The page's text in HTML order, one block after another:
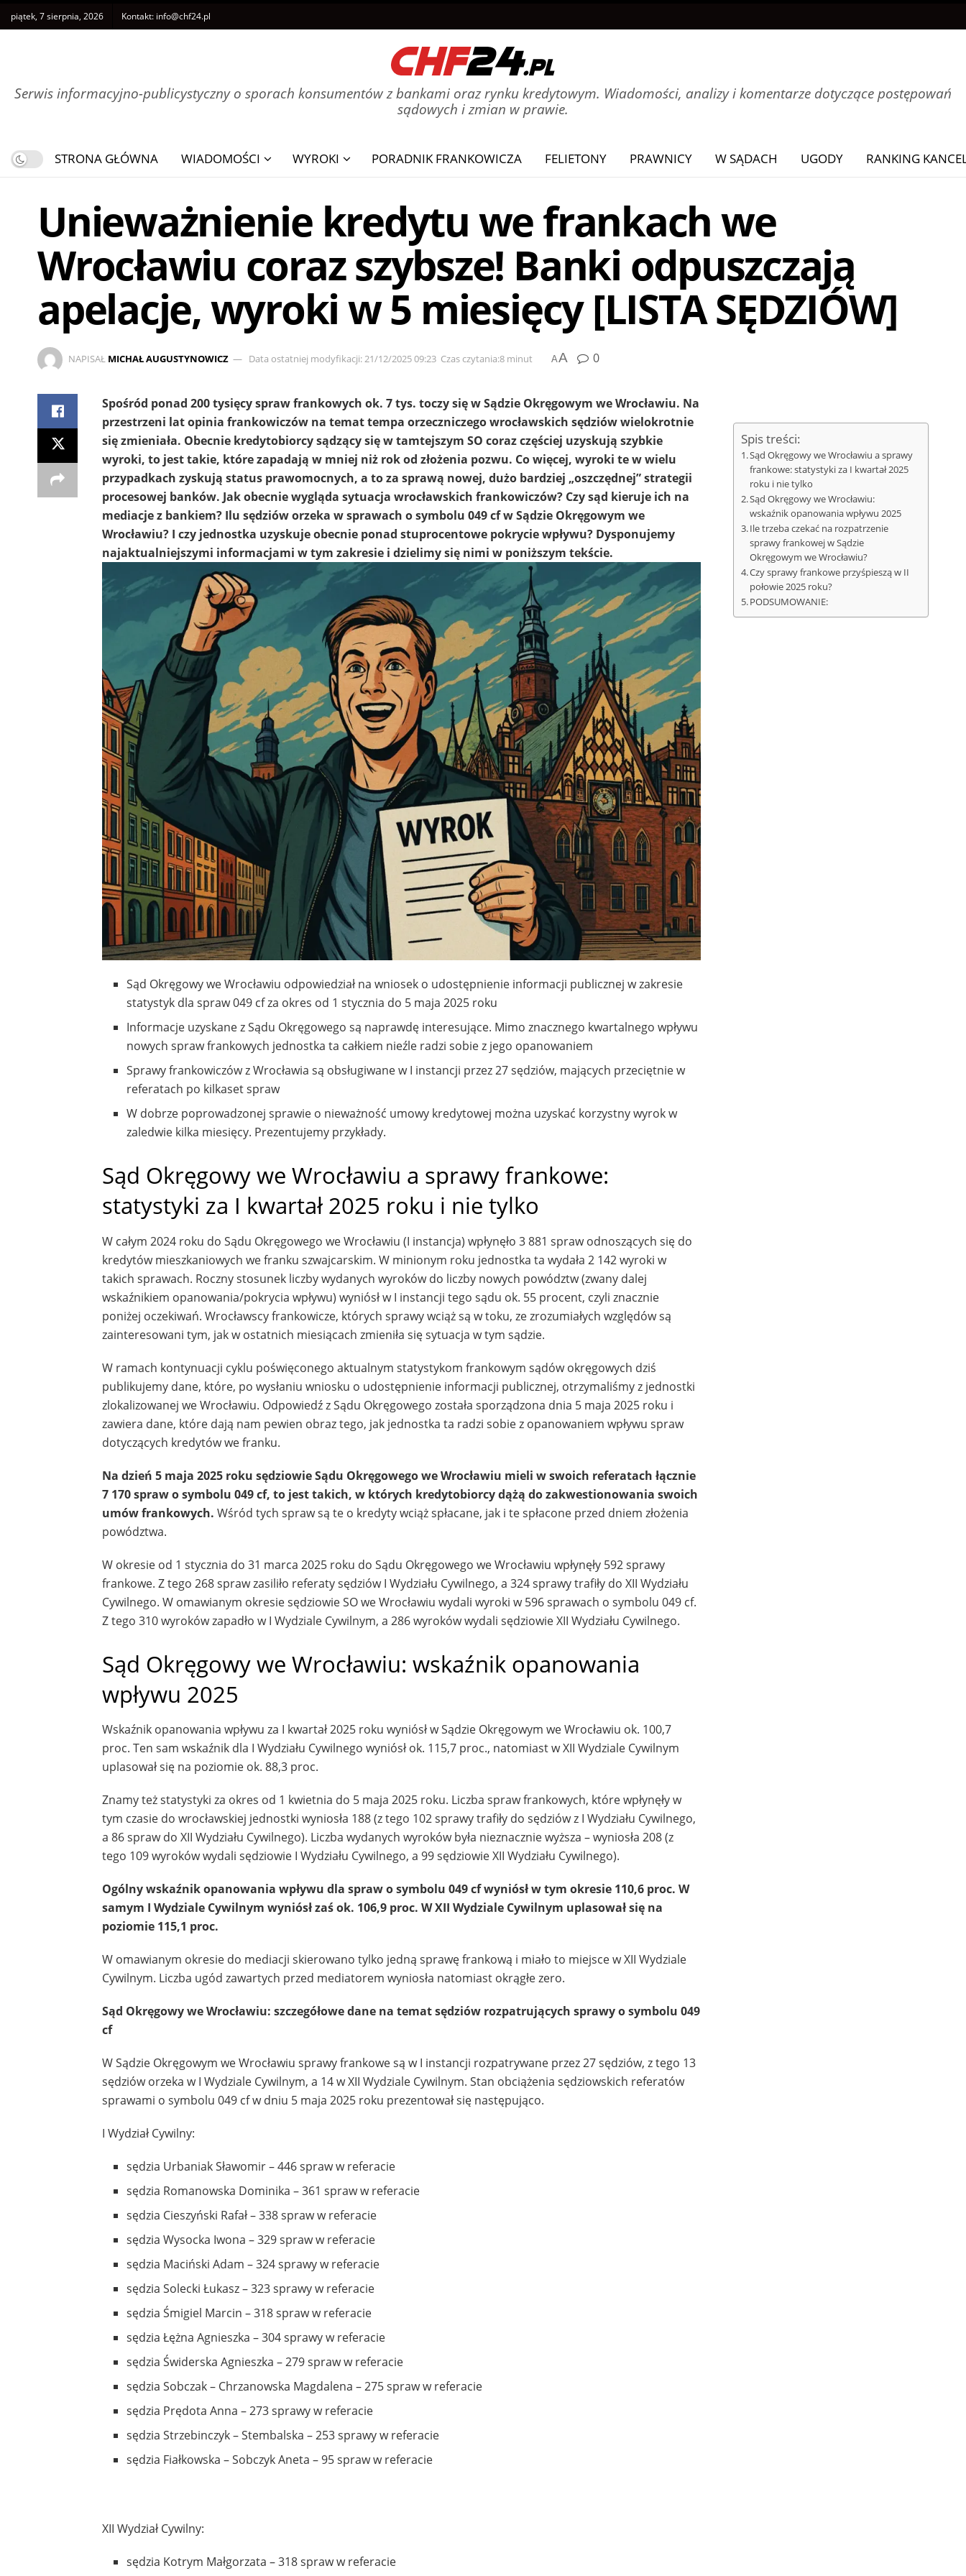
piątek, 7 sierpnia, 2026 Kontakt: info@chf24.pl
Serwis informacyjno-publicystyczny o sporach konsumentów z bankami oraz rynku kredytowym. Wiadomości, analizy i komentarze dotyczące postępowań
sądowych i zmian w prawie.
STRONA GŁÓWNA WIADOMOŚCI WYROKI PORADNIK FRANKOWICZA FELIETONY PRAWNICY W SĄDACH UGODY RANKING
Unieważnienie kredytu we frankach we
Wrocławiu coraz szybsze! Banki odpuszczają
apelacje, wyroki w 5 miesięcy [LISTA SĘDZIÓW]
NAPISAŁ MICHAŁ AUGUSTYNOWICZ Data ostatniej modyfikacji: 21/12/2025 09:23 Czas czytania:8 minut AA 0
Spośród ponad 200 tysięcy spraw frankowych ok. 7 tys. toczy się w Sądzie Okręgowym we Wrocławiu. Na
przestrzeni lat opinia frankowiczów na temat tempa orzeczniczego wrocławskich sędziów wielokrotnie
się zmieniała. Obecnie kredytobiorcy sądzący się w tamtejszym SO coraz częściej uzyskują szybkie
wyroki, to jest takie, które zapadają w mniej niż rok od złożenia pozwu. Co więcej, wyroki te w wielu
przypadkach zyskują status prawomocnych, a to za sprawą nowej, dużo bardziej „oszczędnej” strategii
procesowej banków. Jak obecnie wygląda sytuacja wrocławskich frankowiczów? Czy sąd kieruje ich na
mediacje z bankiem? Ilu sędziów orzeka w sprawach o symbolu 049 cf w Sądzie Okręgowym we
Wrocławiu? I czy jednostka uzyskuje obecnie ponad stuprocentowe pokrycie wpływu? Dysponujemy
najaktualniejszymi informacjami w tym zakresie i dzielimy się nimi w poniższym tekście.
Sąd Okręgowy we Wrocławiu odpowiedział na wniosek o udostępnienie informacji publicznej w zakresie
statystyk dla spraw 049 cf za okres od 1 stycznia do 5 maja 2025 roku
Informacje uzyskane z Sądu Okręgowego są naprawdę interesujące. Mimo znacznego kwartalnego wpływu
nowych spraw frankowych jednostka ta całkiem nieźle radzi sobie z jego opanowaniem
Sprawy frankowiczów z Wrocławia są obsługiwane w I instancji przez 27 sędziów, mających przeciętnie w
referatach po kilkaset spraw
W dobrze poprowadzonej sprawie o nieważność umowy kredytowej można uzyskać korzystny wyrok w
zaledwie kilka miesięcy. Prezentujemy przykłady.
Sąd Okręgowy we Wrocławiu a sprawy frankowe:
statystyki za I kwartał 2025 roku i nie tylko
W całym 2024 roku do Sądu Okręgowego we Wrocławiu (I instancja) wpłynęło 3 881 spraw odnoszących się do
kredytów mieszkaniowych we franku szwajcarskim. W minionym roku jednostka ta wydała 2 142 wyroki w
takich sprawach. Roczny stosunek liczby wydanych wyroków do liczby nowych powództw (zwany dalej
wskaźnikiem opanowania/pokrycia wpływu) wyniósł w I instancji tego sądu ok. 55 procent, czyli znacznie
poniżej oczekiwań. Wrocławscy frankowicze, których sprawy wciąż są w toku, ze zrozumiałych względów są
zainteresowani tym, jak w ostatnich miesiącach zmieniła się sytuacja w tym sądzie.
W ramach kontynuacji cyklu poświęconego aktualnym statystykom frankowym sądów okręgowych dziś
publikujemy dane, które, po wysłaniu wniosku o udostępnienie informacji publicznej, otrzymaliśmy z jednostki
zlokalizowanej we Wrocławiu. Odpowiedź z Sądu Okręgowego została sporządzona dnia 5 maja 2025 roku i
zawiera dane, które dają nam pewien obraz tego, jak jednostka ta radzi sobie z opanowaniem wpływu spraw
dotyczących kredytów we franku.
Na dzień 5 maja 2025 roku sędziowie Sądu Okręgowego we Wrocławiu mieli w swoich referatach łącznie
7 170 spraw o symbolu 049 cf, to jest takich, w których kredytobiorcy dążą do zakwestionowania swoich
umów frankowych. Wśród tych spraw są te o kredyty wciąż spłacane, jak i te spłacone przed dniem złożenia
powództwa.
W okresie od 1 stycznia do 31 marca 2025 roku do Sądu Okręgowego we Wrocławiu wpłynęły 592 sprawy
frankowe. Z tego 268 spraw zasiliło referaty sędziów I Wydziału Cywilnego, a 324 sprawy trafiły do XII Wydziału
Cywilnego. W omawianym okresie sędziowie SO we Wrocławiu wydali wyroki w 596 sprawach o symbolu 049 cf.
Z tego 310 wyroków zapadło w I Wydziale Cywilnym, a 286 wyroków wydali sędziowie XII Wydziału Cywilnego.
Sąd Okręgowy we Wrocławiu: wskaźnik opanowania
wpływu 2025
Wskaźnik opanowania wpływu za I kwartał 2025 roku wyniósł w Sądzie Okręgowym we Wrocławiu ok. 100,7
proc. Ten sam wskaźnik dla I Wydziału Cywilnego wyniósł ok. 115,7 proc., natomiast w XII Wydziale Cywilnym
uplasował się na poziomie ok. 88,3 proc.
Znamy też statystyki za okres od 1 kwietnia do 5 maja 2025 roku. Liczba spraw frankowych, które wpłynęły w
tym czasie do wrocławskiej jednostki wyniosła 188 (z tego 102 sprawy trafiły do sędziów z I Wydziału Cywilnego,
a 86 spraw do XII Wydziału Cywilnego). Liczba wydanych wyroków była nieznacznie wyższa – wyniosła 208 (z
tego 109 wyroków wydali sędziowie I Wydziału Cywilnego, a 99 sędziowie XII Wydziału Cywilnego).
Ogólny wskaźnik opanowania wpływu dla spraw o symbolu 049 cf wyniósł w tym okresie 110,6 proc. W
samym I Wydziale Cywilnym wyniósł zaś ok. 106,9 proc. W XII Wydziale Cywilnym uplasował się na
poziomie 115,1 proc.
W omawianym okresie do mediacji skierowano tylko jedną sprawę frankową i miało to miejsce w XII Wydziale
Cywilnym. Liczba ugód zawartych przed mediatorem wyniosła natomiast okrągłe zero.
Sąd Okręgowy we Wrocławiu: szczegółowe dane na temat sędziów rozpatrujących sprawy o symbolu 049
cf
W Sądzie Okręgowym we Wrocławiu sprawy frankowe są w I instancji rozpatrywane przez 27 sędziów, z tego 13
sędziów orzeka w I Wydziale Cywilnym, a 14 w XII Wydziale Cywilnym. Stan obciążenia sędziowskich referatów
sprawami o symbolu 049 cf w dniu 5 maja 2025 roku prezentował się następująco.
I Wydział Cywilny:
sędzia Urbaniak Sławomir – 446 spraw w referacie
sędzia Romanowska Dominika – 361 spraw w referacie
sędzia Cieszyński Rafał – 338 spraw w referacie
sędzia Wysocka Iwona – 329 spraw w referacie
sędzia Maciński Adam – 324 sprawy w referacie
sędzia Solecki Łukasz – 323 sprawy w referacie
sędzia Śmigiel Marcin – 318 spraw w referacie
sędzia Łężna Agnieszka – 304 sprawy w referacie
sędzia Świderska Agnieszka – 279 spraw w referacie
sędzia Sobczak – Chrzanowska Magdalena – 275 spraw w referacie
sędzia Prędota Anna – 273 sprawy w referacie
sędzia Strzebinczyk – Stembalska – 253 sprawy w referacie
sędzia Fiałkowska – Sobczyk Aneta – 95 spraw w referacie
XII Wydział Cywilny:
sędzia Kotrym Małgorzata – 318 spraw w referacie
Spis treści:
Sąd Okręgowy we Wrocławiu a sprawy
frankowe: statystyki za I kwartał 2025
roku i nie tylko
Sąd Okręgowy we Wrocławiu:
wskaźnik opanowania wpływu 2025
Ile trzeba czekać na rozpatrzenie
sprawy frankowej w Sądzie
Okręgowym we Wrocławiu?
Czy sprawy frankowe przyśpieszą w II
połowie 2025 roku?
PODSUMOWANIE: